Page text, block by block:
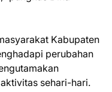
Kabupaten
perubahan
sehari-hari.